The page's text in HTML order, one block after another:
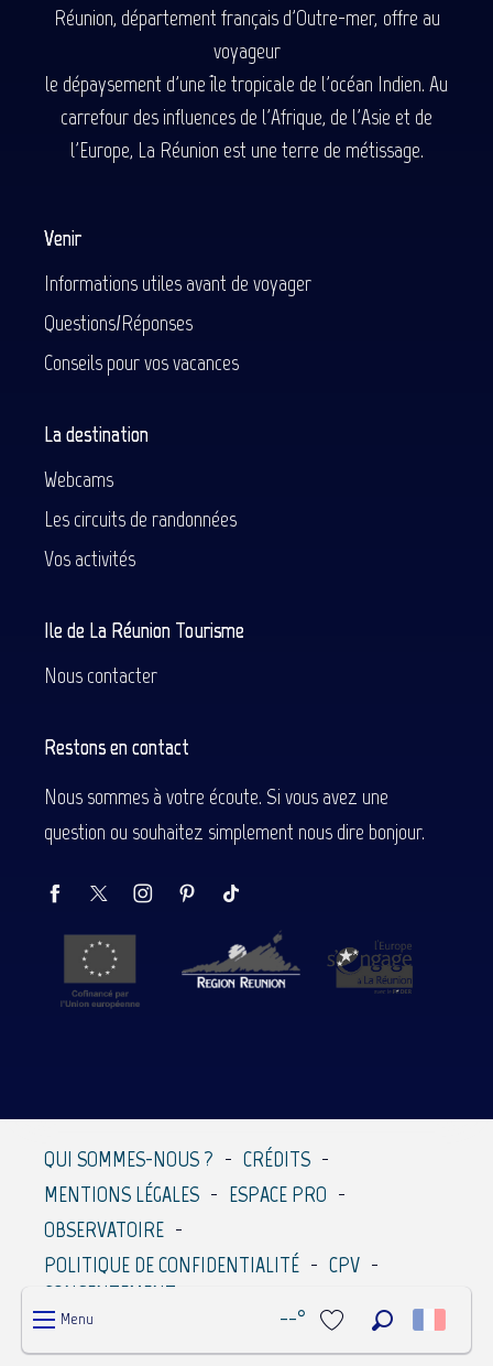
Menu --°
Réunion, département français d'Outre-mer, offre au
voyageur
le dépaysement d'une île tropicale de l'océan Indien. Au
carrefour des influences de l'Afrique, de l'Asie et de
l'Europe, La Réunion est une terre de métissage.
Venir
Informations utiles avant de voyager
Questions/Réponses
Conseils pour vos vacances
La destination
Webcams
Les circuits de randonnées
Vos activités
Ile de La Réunion Tourisme
Nous contacter
Restons en contact
Nous sommes à votre écoute. Si vous avez une
question ou souhaitez simplement nous dire bonjour.
QUI SOMMES-NOUS ?
CRÉDITS
MENTIONS LÉGALES
ESPACE PRO
OBSERVATOIRE
POLITIQUE DE CONFIDENTIALITÉ
CPV
CONSENTEMENT